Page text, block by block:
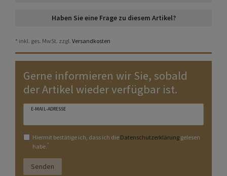
Haben Sie eine Frage zu diesem Artikel?
* inkl. ges. MwSt. zzgl. Versandkosten
Gerne informieren wir Sie, sobald
der Artikel wieder verfügbar ist.
E-MAIL-ADRESSE
Hiermit bestätige ich, dass ich die Daten­schutz­erklärunggelesen
habe.*
Senden